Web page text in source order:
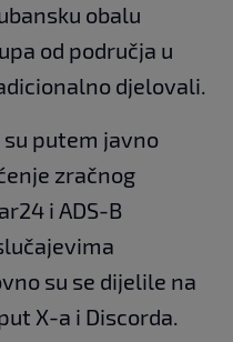
obalu
od područja u
djelovali.
putem javno
zračnog
i ADS-B
su se dijelile na
X-a i Discorda.